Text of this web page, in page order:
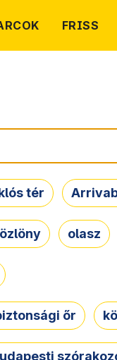
FRISS
tér
olasz
őr